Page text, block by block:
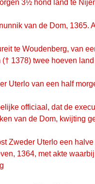
3½ hond land te
van de Dom, 1365.
te Woudenberg, van
1378) twee hoeven
Uterlo van een half
officiaal, dat de
van de Dom, kwijting
Zweder Uterlo een
1364, met akte